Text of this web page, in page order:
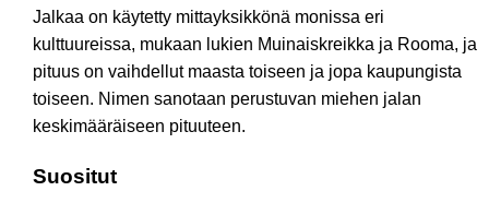
Jalkaa on käytetty mittayksikkönä monissa eri
kulttuureissa, mukaan lukien Muinaiskreikka ja Rooma, ja
pituus on vaihdellut maasta toiseen ja jopa kaupungista
toiseen. Nimen sanotaan perustuvan miehen jalan
keskimääräiseen pituuteen.
Suositut